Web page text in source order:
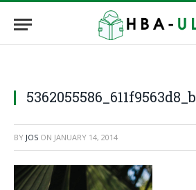
5362055586_611f9563d8_b
BY JOS ON JANUARY 14, 2014